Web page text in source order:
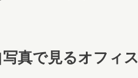
写真で見るオフィス